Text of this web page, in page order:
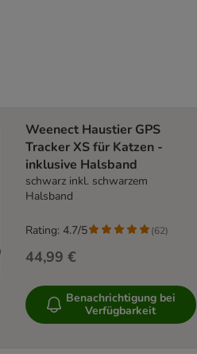
Weenect Haustier GPS
Tracker XS für Katzen -
inklusive Halsband
schwarz inkl. schwarzem
Halsband
44,99 €
Rating: 4.7/5 (62)
Benachrichtigung bei
Verfügbarkeit